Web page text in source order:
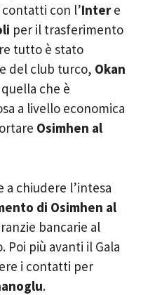
con l’Intere
per il trasferimento
tutto è stato
del club turco, Okan
che è
a livello economica
Osimhen al
a chiudere l’intesa
di Osimhen al
bancarie al
Poi più avanti il Gala
i contatti per
.